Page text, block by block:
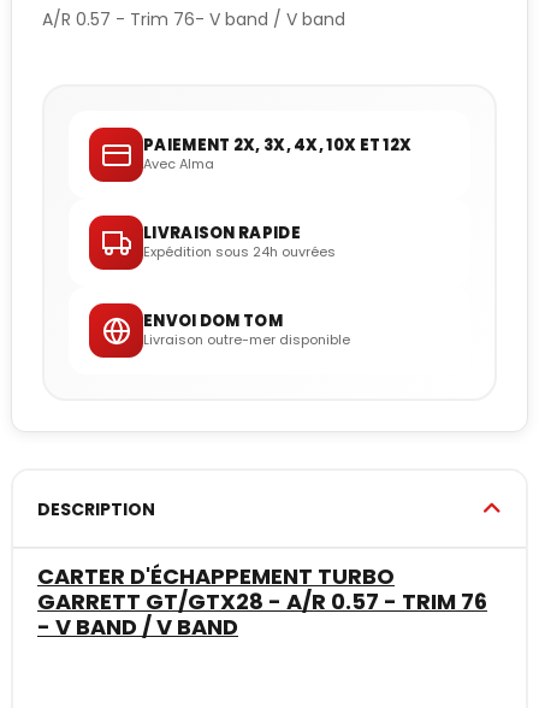
A/R 0.57 - Trim 76- V band / V band
PAIEMENT 2X, 3X, 4X, 10X ET 12X
Avec Alma
LIVRAISON RAPIDE
Expédition sous 24h ouvrées
ENVOI DOM TOM
Livraison outre-mer disponible
DESCRIPTION
CARTER D'ÉCHAPPEMENT TURBO
GARRETT GT/GTX28 - A/R 0.57 - TRIM 76
- V BAND / V BAND